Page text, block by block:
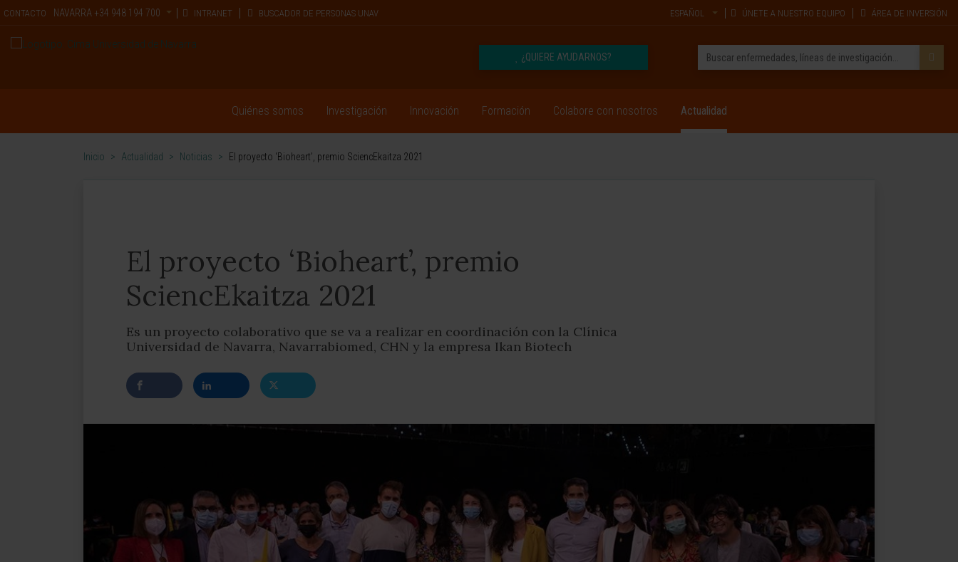
CONTACTO NAVARRA +34 948 194 700 INTRANET BUSCADOR DE PERSONAS UNAV ESPAÑOL ÚNETE A NUESTRO EQUIPO ÁREA DE INVERSIÓN
¿QUIERE AYUDARNOS?
Quiénes somos Investigación Innovación Formación Colabore con nosotros Actualidad
Inicio > Actualidad > Noticias > El proyecto ‘Bioheart’, premio SciencEkaitza 2021
El proyecto ‘Bioheart’, premio
SciencEkaitza 2021
Es un proyecto colaborativo que se va a realizar en coordinación con la Clínica
Universidad de Navarra, Navarrabiomed, CHN y la empresa Ikan Biotech